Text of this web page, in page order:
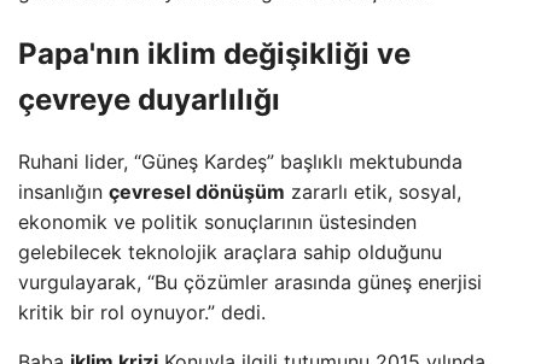
Papa'nın iklim değişikliği ve
çevreye duyarlılığı
Ruhani lider, “Güneş Kardeş” başlıklı mektubunda
insanlığın çevresel dönüşüm zararlı etik, sosyal,
ekonomik ve politik sonuçlarının üstesinden
gelebilecek teknolojik araçlara sahip olduğunu
vurgulayarak, “Bu çözümler arasında güneş enerjisi
kritik bir rol oynuyor.” dedi.